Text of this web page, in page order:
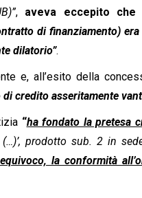
, aveva eccepito che
di finanziamento)
dilatorio”.
e, all’esito della
credito asseritamente
“ha fondato la pretesa
prodotto sub. 2 in
la conformità